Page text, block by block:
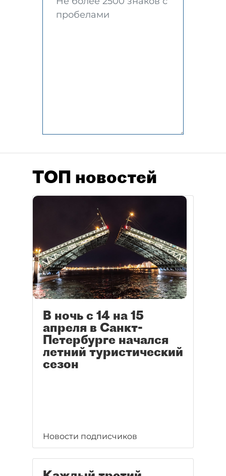
ТОП новостей
В ночь с 14 на 15
апреля в Санкт-
Петербурге начался
летний туристический
сезон
Новости подписчиков